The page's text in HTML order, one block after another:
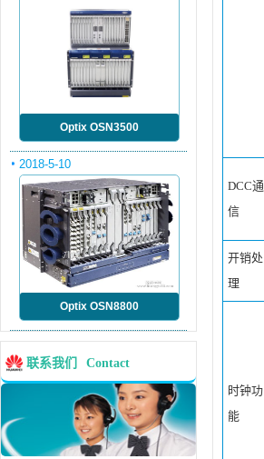
Optix OSN3500
2018-5-10
Optix OSN8800
联系我们 Contact
DCC通
信
开销处
理
时钟功
能